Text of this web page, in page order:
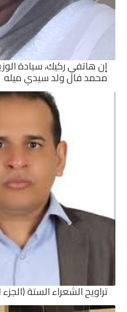
إن هاتفي ركيك، سيادة
محمد فال ولد سيدي ميله
تراويح الشعراء الستة